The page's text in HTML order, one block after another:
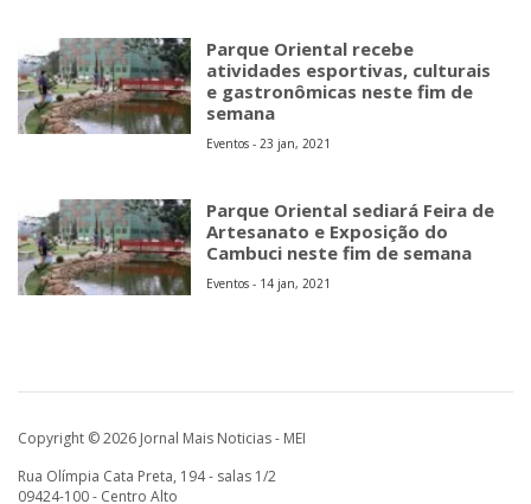
Parque Oriental recebe
atividades esportivas, culturais
e gastronômicas neste fim de
semana
Eventos - 23 jan, 2021
Parque Oriental sediará Feira de
Artesanato e Exposição do
Cambuci neste fim de semana
Eventos - 14 jan, 2021
Copyright © 2026 Jornal Mais Noticias - MEI
Rua Olímpia Cata Preta, 194 - salas 1/2
09424-100 - Centro Alto